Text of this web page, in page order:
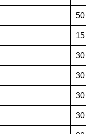
50
30
30
30
30